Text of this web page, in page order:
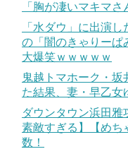
「胸が凄いマキマさ
「水ダウ」に出演
の「闇のきゃりーぱ
大爆笑ｗｗｗｗｗ
鬼越トマホーク・坂
た結果、妻・早乙女
ダウンタウン浜田
素敵すぎる】【めち
数！